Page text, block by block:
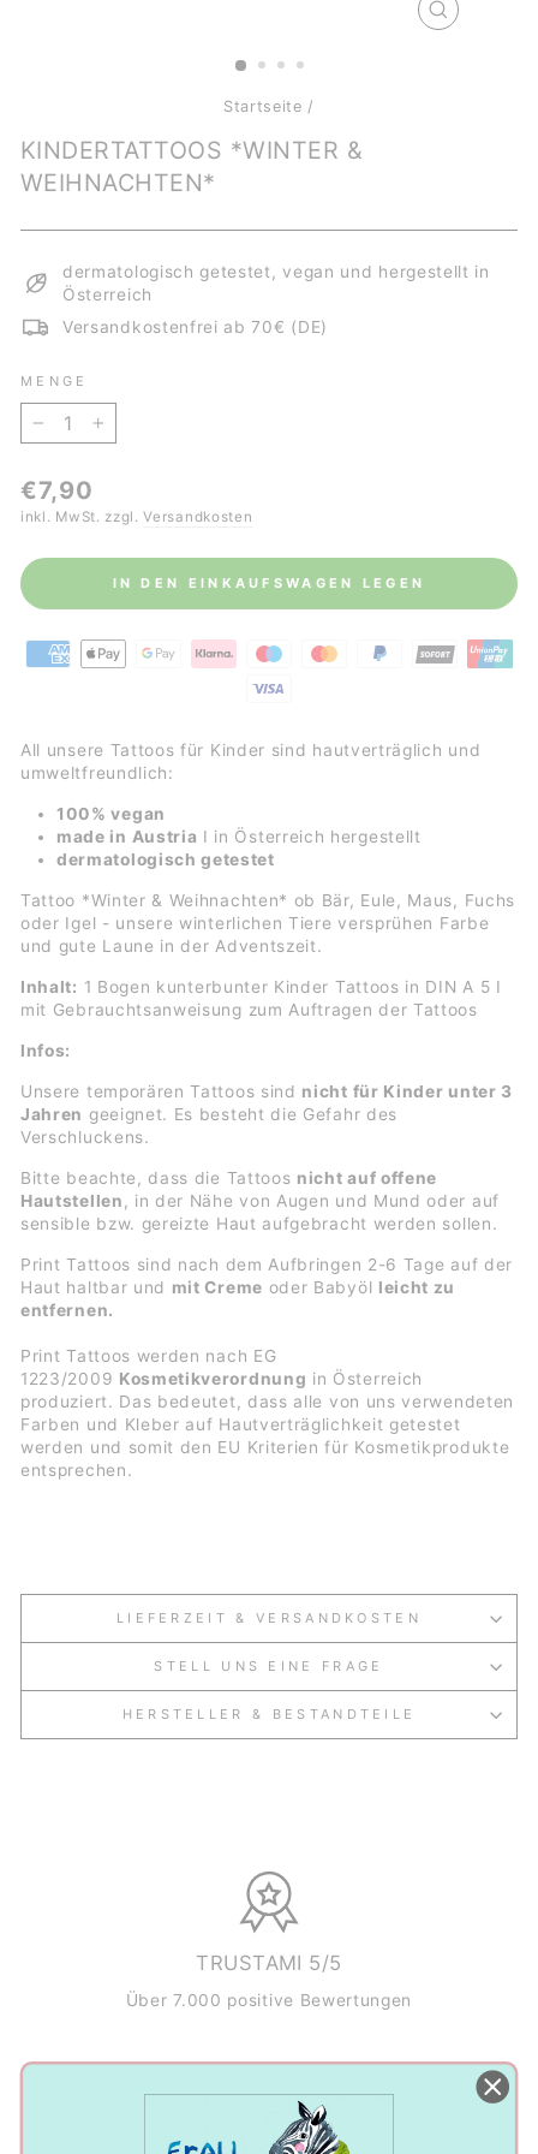
Startseite /
KINDERTATTOOS *WINTER &
WEIHNACHTEN*
dermatologisch getestet, vegan und hergestellt in
Österreich
Versandkostenfrei ab 70€ (DE)
MENGE
Normaler
Preis
€7,90
inkl. MwSt. zzgl.Versandkosten
IN DEN EINKAUFSWAGEN LEGEN
All unsere Tattoos für Kinder sind hautverträglich und
umweltfreundlich:
100% vegan
made in Austria I in Österreich hergestellt
dermatologisch getestet
Tattoo *Winter & Weihnachten* ob Bär, Eule, Maus, Fuchs
oder Igel - unsere winterlichen Tiere versprühen Farbe
und gute Laune in der Adventszeit.
Inhalt: 1 Bogen kunterbunter Kinder Tattoos in DIN A 5 I
mit Gebrauchtsanweisung zum Auftragen der Tattoos
Infos:
Unsere temporären Tattoos sind nicht für Kinder unter 3
Jahren geeignet. Es besteht die Gefahr des
Verschluckens.
Bitte beachte, dass die Tattoos nicht auf offene
Hautstellen , in der Nähe von Augen und Mund oder auf
sensible bzw. gereizte Haut aufgebracht werden sollen.
Print Tattoos sind nach dem Aufbringen 2-6 Tage auf der
Haut haltbar und mit Creme oder Babyöl leicht zu
entfernen.
Print Tattoos werden nach EG
1223/2009 Kosmetikverordnung in Österreich
produziert. Das bedeutet, dass alle von uns verwendeten
Farben und Kleber auf Hautverträglichkeit getestet
werden und somit den EU Kriterien für Kosmetikprodukte
entsprechen.
LIEFERZEIT & VERSANDKOSTEN
STELL UNS EINE FRAGE
HERSTELLER & BESTANDTEILE
TRUSTAMI 5/5
Über 7.000 positive Bewertungen